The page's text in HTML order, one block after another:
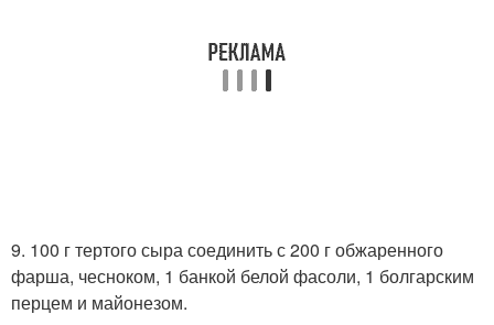
9. 100 г тертого сыра соединить с 200 г обжаренного
фарша, чесноком, 1 банкой белой фасоли, 1 болгарским
перцем и майонезом.